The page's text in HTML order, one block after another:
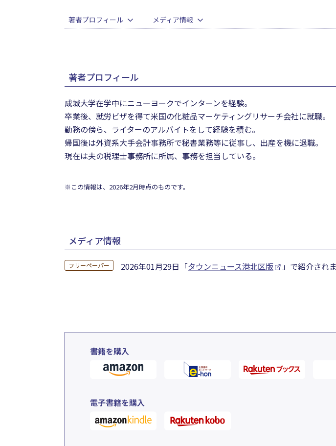
著者プロフィール メディア情報
著者プロフィール
成城大学在学中にニューヨークでインターンを経験。
卒業後、就労ビザを得て米国の化粧品マーケティングリサーチ会社に就職。
勤務の傍ら、ライターのアルバイトをして経験を積む。
帰国後は外資系大手会計事務所で秘書業務等に従事し、出産を機に退職。
現在は夫の税理士事務所に所属、事務を担当している。
※この情報は、2026年2月時点のものです。
メディア情報
フリーペーパー 2026年01月29日 「タウンニュース港北区版 」で紹介され
書籍を購入
電子書籍を購入